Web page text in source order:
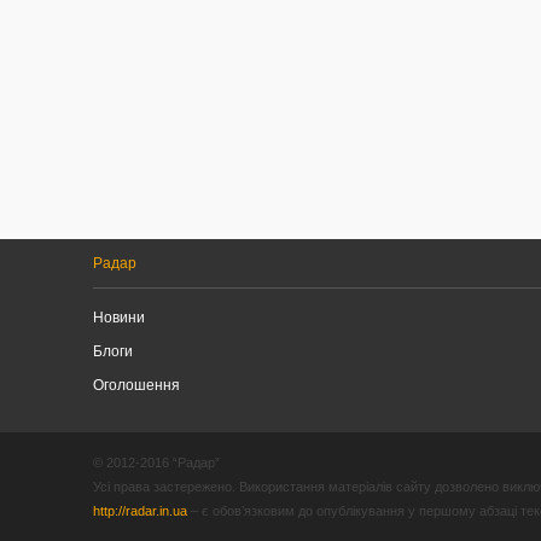
Радар
Новини
Блоги
Оголошення
© 2012-2016 “Радар”
Усі права застережено. Використання матеріалів сайту дозволено
http://radar.in.ua – є обов’язковим до опублікування у першому абзаці